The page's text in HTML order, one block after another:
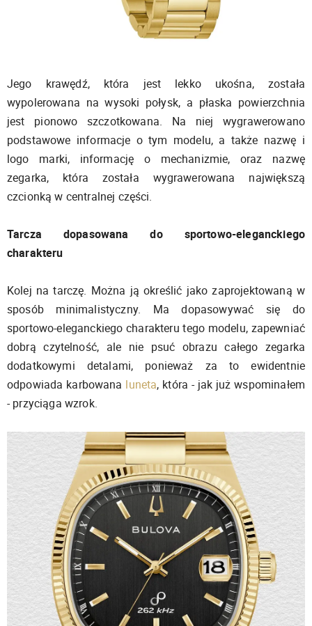
Jego krawędź, która jest lekko ukośna, została
wypolerowana na wysoki połysk, a płaska powierzchnia
jest pionowo szczotkowana. Na niej wygrawerowano
podstawowe informacje o tym modelu, a także nazwę i
logo marki, informację o mechanizmie, oraz nazwę
zegarka, która została wygrawerowana największą
czcionką w centralnej części.
Tarcza dopasowana do sportowo-eleganckiego
charakteru
Kolej na tarczę. Można ją określić jako zaprojektowaną w
sposób minimalistyczny. Ma dopasowywać się do
sportowo-eleganckiego charakteru tego modelu, zapewniać
dobrą czytelność, ale nie psuć obrazu całego zegarka
dodatkowymi detalami, ponieważ za to ewidentnie
odpowiada karbowana luneta, która - jak już wspominałem
- przyciąga wzrok.